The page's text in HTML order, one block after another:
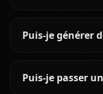
Puis-je générer
Puis-je passer